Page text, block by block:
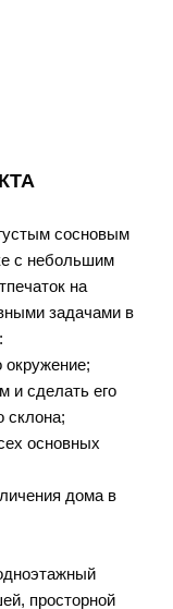
сосновым
с небольшим
на
задачами в
окружение;
и сделать его
склона;
основных
дома в
просторной